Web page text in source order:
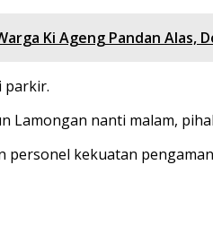
Ki Ageng Pandan Alas,
parkir.
nanti malam,
kekuatan